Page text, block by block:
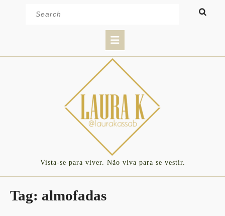
Button
Vista-se para viver. Não viva para se vestir.
Tag: almofadas